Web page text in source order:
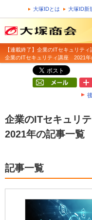
大塚IDとは 大塚ID新
【連載終了】企業のITセキュリティ
企業のITセキュリティ講座 2021年
企業のITセキュリ
2021年の記事一覧
記事一覧